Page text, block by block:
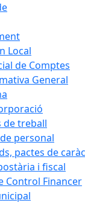
Local
de Comptes
General
de treball
personal
pactes de
i fiscal
Control Financer